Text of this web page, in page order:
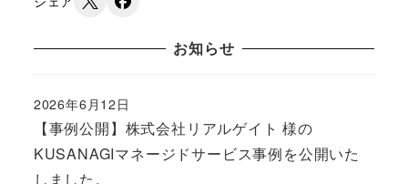
お知らせ
【事例公開】株式会社リアルゲイト 様の
KUSANAGIマネージドサービス事例を公開いた
しました。
Published
2026年6月12日